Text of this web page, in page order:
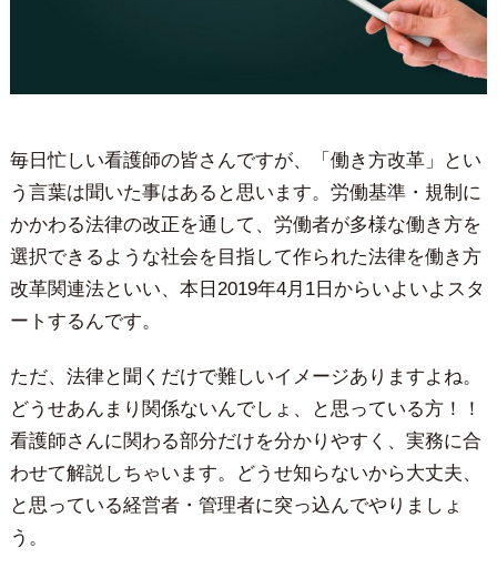
毎日忙しい看護師の皆さんですが、「働き方改革」とい
う言葉は聞いた事はあると思います。労働基準・規制に
かかわる法律の改正を通して、労働者が多様な働き方を
選択できるような社会を目指して作られた法律を働き方
改革関連法といい、本日2019年4月1日からいよいよスタ
ートするんです。
ただ、法律と聞くだけで難しいイメージありますよね。
どうせあんまり関係ないんでしょ、と思っている方！！
看護師さんに関わる部分だけを分かりやすく、実務に合
わせて解説しちゃいます。どうせ知らないから大丈夫、
と思っている経営者・管理者に突っ込んでやりましょ
う。